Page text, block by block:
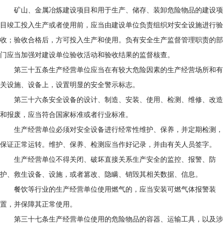
矿山、金属冶炼建设项目和用于生产、储存、装卸危险物品的建设项
目竣工投入生产或者使用前，应当由建设单位负责组织对安全设施进行验
收；验收合格后，方可投入生产和使用。负有安全生产监督管理职责的部
门应当加强对建设单位验收活动和验收结果的监督核查。
第三十五条生产经营单位应当在有较大危险因素的生产经营场所和有
关设施、设备上，设置明显的安全警示标志。
第三十六条安全设备的设计、制造、安装、使用、检测、维修、改造
和报废，应当符合国家标准或者行业标准。
生产经营单位必须对安全设备进行经常性维护、保养，并定期检测，
保证正常运转。维护、保养、检测应当作好记录，并由有关人员签字。
生产经营单位不得关闭、破坏直接关系生产安全的监控、报警、防
护、救生设备、设施，或者篡改、隐瞒、销毁其相关数据、信息。
餐饮等行业的生产经营单位使用燃气的，应当安装可燃气体报警装
置，并保障其正常使用。
第三十七条生产经营单位使用的危险物品的容器、运输工具，以及涉